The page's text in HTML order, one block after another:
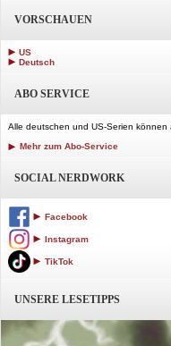
VORSCHAUEN
US
Deutsch
ABO SERVICE
Alle deutschen und US-Serien können
Mehr zum Abo-Service
SOCIAL NERDWORK
Facebook
Instagram
TikTok
UNSERE LESETIPPS